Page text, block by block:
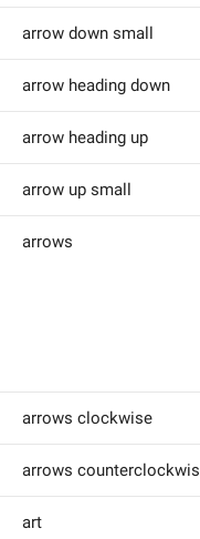
arrow down small
arrow heading down
arrow heading up
arrow up small
arrows
arrows clockwise
arrows
art